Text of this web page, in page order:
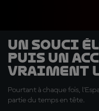
Un souci
puis un
vraiment
pour Acosta
Pourtant à chaque fois,
partie du temps en tête.